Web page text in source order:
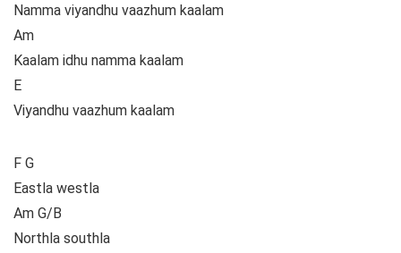
Namma viyandhu vaazhum kaalam
Am
Kaalam idhu namma kaalam
E
Viyandhu vaazhum kaalam
F G
Eastla westla
Am G/B
Northla southla